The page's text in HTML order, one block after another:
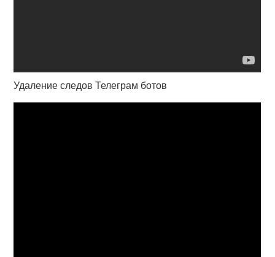
Удаление следов Телеграм ботов